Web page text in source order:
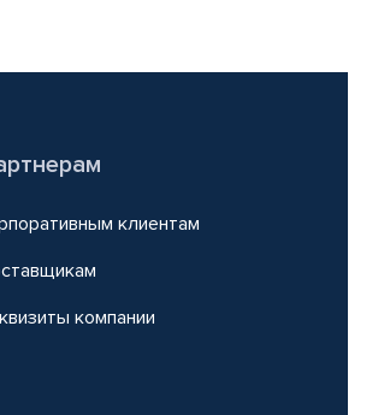
клиентам
компании